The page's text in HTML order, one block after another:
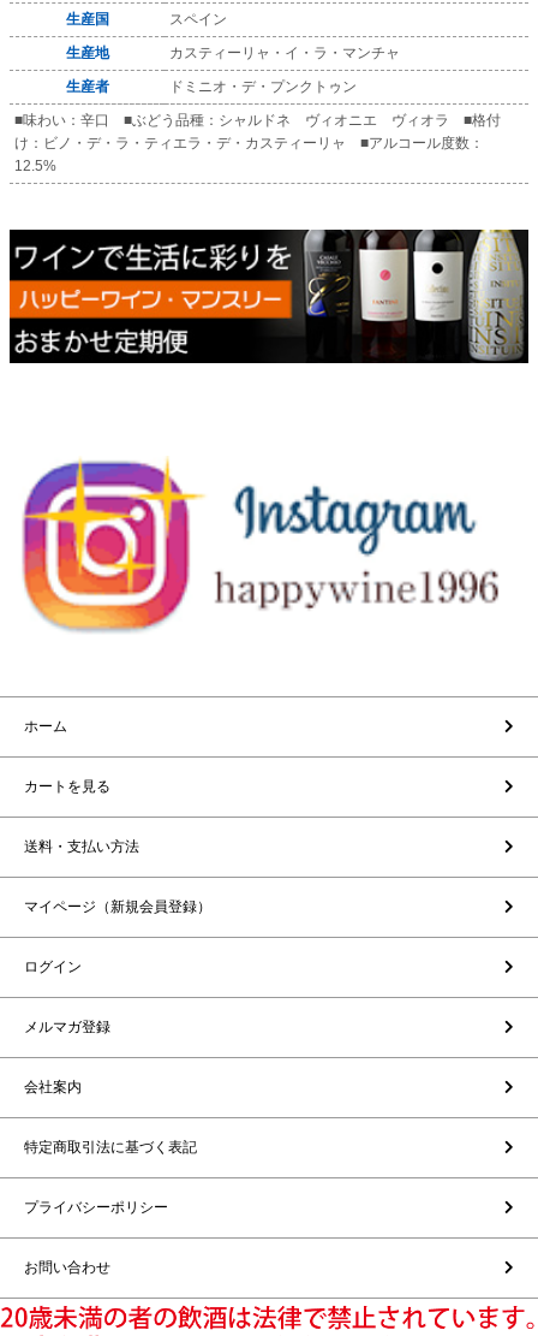
生産国
スペイン
生産地
カスティーリャ・イ・ラ・マンチャ
生産者
ドミニオ・デ・プンクトゥン
■味わい：辛口 ■ぶどう品種：シャルドネ ヴィオニエ ヴィオラ ■格付
け：ビノ・デ・ラ・ティエラ・デ・カスティーリャ ■アルコール度数：
12.5%
ホーム
カートを見る
送料・支払い方法
マイページ（新規会員登録）
ログイン
メルマガ登録
会社案内
特定商取引法に基づく表記
プライバシーポリシー
お問い合わせ